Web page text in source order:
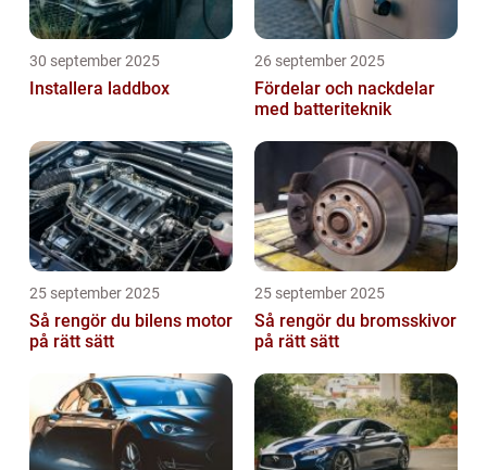
30 september 2025
Installera laddbox
26 september 2025
Fördelar och nackdelar
med batteriteknik
25 september 2025
Så rengör du bilens motor
på rätt sätt
25 september 2025
Så rengör du bromsskivor
på rätt sätt